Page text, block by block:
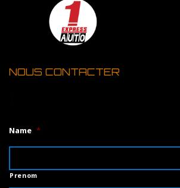
NOUS CONTACTER
Name *
Prenom